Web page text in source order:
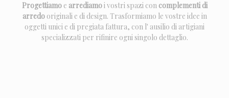
Progettiamo e arrediamoi vostri spazi con complementi di
arredooriginali e di design. Trasformiamo le vostre idee in
oggetti unici e di pregiata fattura, con l' ausilio di artigiani
specializzati per rifinire ogni singolo dettaglio.